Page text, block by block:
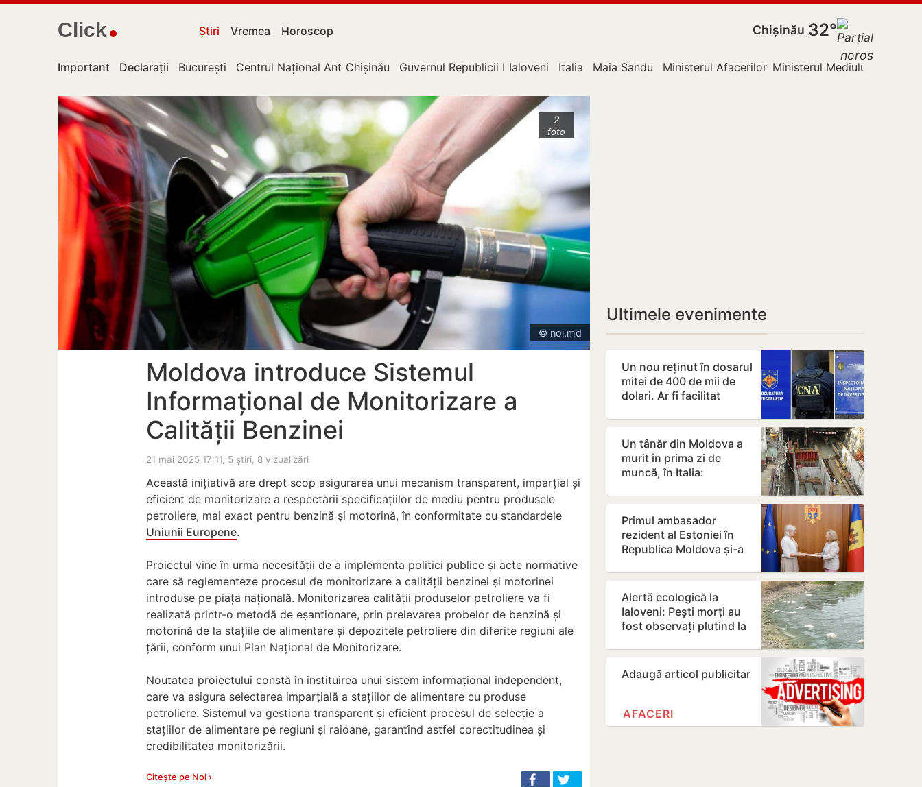
Click Știri Vremea Horoscop Chișinău 32°
Important Declarații București Centrul Național Anticorupție
Chișinău Guvernul Republicii Moldova
Ialoveni Italia Maia Sandu Ministerul Afacerilor ExterneMinisterul Mediului
2
foto
© noi.md
Moldova introduce Sistemul
Informațional de Monitorizare a
Calității Benzinei
21 mai 2025 17:11, 5 știri, 8 vizualizări
Această inițiativă are drept scop asigurarea unui mecanism transparent, imparțial și
eficient de monitorizare a respectării specificațiilor de mediu pentru produsele
petroliere, mai exact pentru benzină și motorină, în conformitate cu standardele
Uniunii Europene.
Proiectul vine în urma necesității de a implementa politici publice și acte normative
care să reglementeze procesul de monitorizare a calității benzinei și motorinei
introduse pe piața națională. Monitorizarea calității produselor petroliere va fi
realizată printr-o metodă de eșantionare, prin prelevarea probelor de benzină și
motorină de la stațiile de alimentare și depozitele petroliere din diferite regiuni ale
țării, conform unui Plan Național de Monitorizare.
Noutatea proiectului constă în instituirea unui sistem informațional independent,
care va asigura selectarea imparțială a stațiilor de alimentare cu produse
petroliere. Sistemul va gestiona transparent și eficient procesul de selecție a
stațiilor de alimentare pe regiuni și raioane, garantînd astfel corectitudinea și
credibilitatea monitorizării.
Citește pe Noi ›
Ultimele evenimente
Un nou reținut în dosarul
mitei de 400 de mii de
dolari. Ar fi facilitat
de…
Un tânăr din Moldova a
murit în prima zi de
muncă, în Italia:
chemată după…
Primul ambasador
rezident al Estoniei în
Republica Moldova și-a
scrisorilor de…
Alertă ecologică la
Ialoveni: Pești morți au
fost observați plutind la
Dănceni
Adaugă articol publicitar
AFACERI